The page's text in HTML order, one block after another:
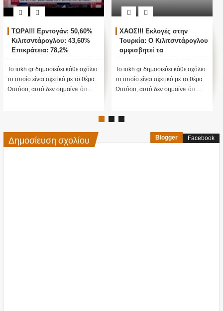
ΤΩΡΑ!!! Ερντογάν: 50,60%
Κιλιτσντάρογλου: 43,60%
Επικράτεια: 78,2%
Το iokh.gr δημοσιεύει κάθε σχόλιο
το οποίο είναι σχετικό με το θέμα.
Ωστόσο, αυτό δεν σημαίνει ότι...
ΧΑΟΣ!!! Εκλογές στην
Τουρκία: Ο Κιλιτσντάρογλου
αμφισβητεί τα
αποτελέσματα θα γίνουν
ενστάσεις...
Το iokh.gr δημοσιεύει κάθε σχόλιο
το οποίο είναι σχετικό με το θέμα.
Ωστόσο, αυτό δεν σημαίνει ότι...
Δημοσίευση σχολίου Blogger Facebook